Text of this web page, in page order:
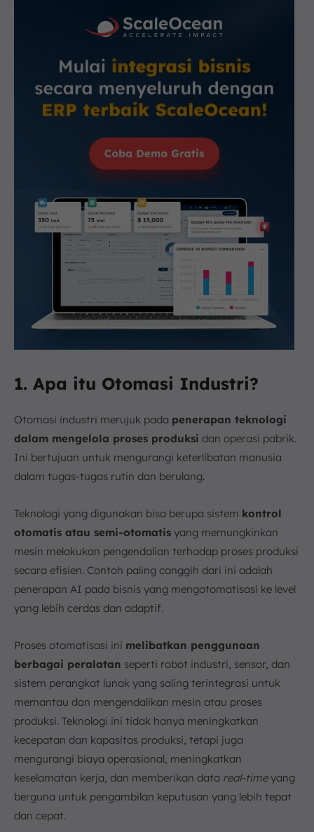
1. Apa itu Otomasi Industri?
Otomasi industri merujuk pada penerapan teknologi
dalam mengelola proses produksi dan operasi pabrik.
Ini bertujuan untuk mengurangi keterlibatan manusia
dalam tugas-tugas rutin dan berulang.
Teknologi yang digunakan bisa berupa sistem kontrol
otomatis atau semi-otomatis yang memungkinkan
mesin melakukan pengendalian terhadap proses produksi
secara efisien. Contoh paling canggih dari ini adalah
penerapan AI pada bisnis yang mengotomatisasi ke level
yang lebih cerdas dan adaptif.
Proses otomatisasi ini melibatkan penggunaan
berbagai peralatan seperti robot industri, sensor, dan
sistem perangkat lunak yang saling terintegrasi untuk
memantau dan mengendalikan mesin atau proses
produksi. Teknologi ini tidak hanya meningkatkan
kecepatan dan kapasitas produksi, tetapi juga
mengurangi biaya operasional, meningkatkan
keselamatan kerja, dan memberikan data real-timeyang
berguna untuk pengambilan keputusan yang lebih tepat
dan cepat.